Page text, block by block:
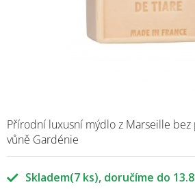
Skladem(7 ks)
Přírodní luxusní mýdlo z Marseille
vůně Gardénie